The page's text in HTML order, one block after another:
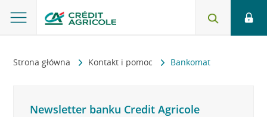
Strona główna Kontakt i pomoc Bankomat
Newsletter banku Credit Agricole